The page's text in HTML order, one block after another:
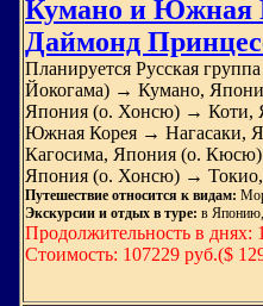
Кумано и Южная
Даймонд
Планируется Русская
Йокогама) → Кумано,
Япония (о. Хонсю) → Коти,
Южная Корея → Нагасаки,
Кагосима, Япония (о.
Япония (о. Хонсю) →
Путешествие относится к видам:
Экскурсии и отдых в туре: в
Продолжительность в днях:
Стоимость: 107229 руб.($